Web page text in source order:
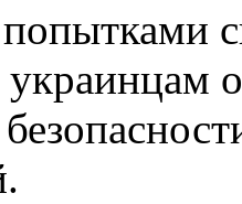
украинцам